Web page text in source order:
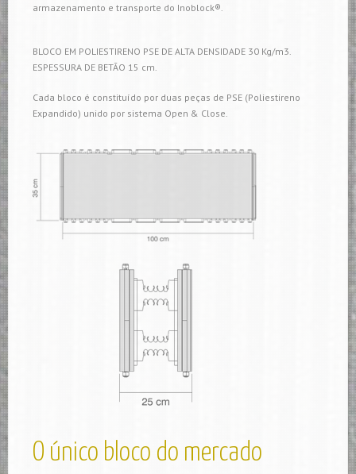
armazenamento e transporte do Inoblock®.
BLOCO EM POLIESTIRENO PSE DE ALTA DENSIDADE 30 Kg/m3.
ESPESSURA DE BETÃO 15 cm.
Cada bloco é constituído por duas peças de PSE (Poliestireno
Expandido) unido por sistema Open & Close.
O único bloco do mercado